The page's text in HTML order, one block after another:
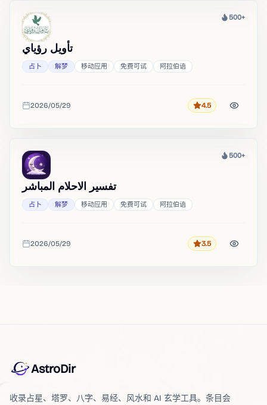
热度
500+
تأويل رؤياي
占卜 解梦 移动应用 免费可试 阿拉伯语
收录时间
2026/05/29 评分4.5
热度
500+
تفسير الاحلام المباشر
占卜 解梦 移动应用 免费可试 阿拉伯语
收录时间
2026/05/29 评分3.5
AstroDir
收录占星、塔罗、八字、易经、风水和 AI 玄学工具。条目会